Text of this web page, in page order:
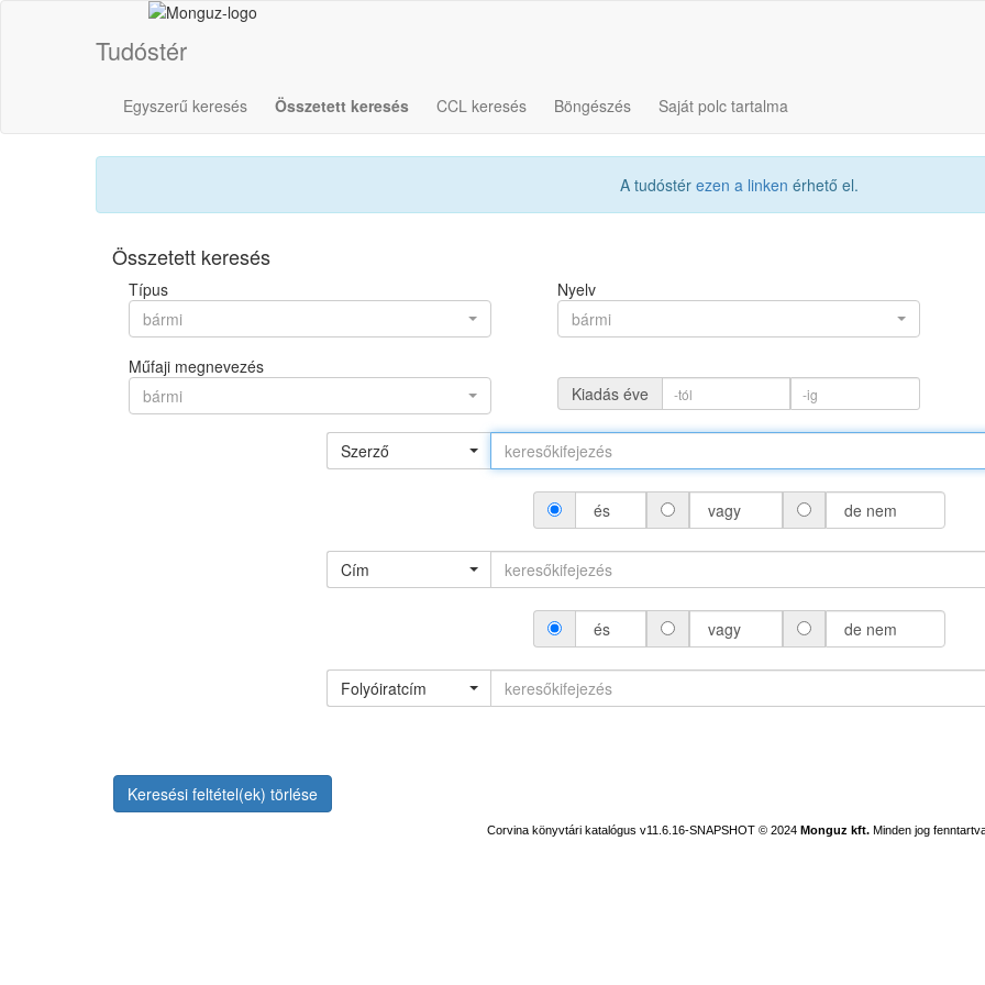
Tudóstér
Egyszerű keresés Összetett keresés CCL keresés Böngészés Saját polc tartalma
A tudóstér ezen a linken érhető el.
Összetett keresés
Típus
bármi
Nyelv
bármi
Műfaji megnevezés
bármi
Kiadás éve
Szerző
és vagy de nem
Cím
és vagy de nem
Folyóiratcím
Keresési feltétel(ek) törlése
Corvina könyvtári katalógus v11.6.16-SNAPSHOT © 2024 Monguz kft. Minden jog